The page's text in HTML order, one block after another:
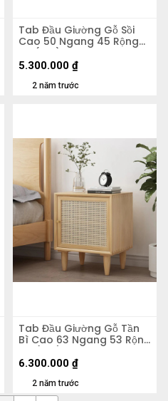
Tab Đầu Giường Gỗ Sồi
Cao 50 Ngang 45 Rộng
35 (cm)
2 năm trước
5.300.000 ₫
Tab Đầu Giường Gỗ Tần
Bì Cao 63 Ngang 53 Rộng
43 (cm)
2 năm trước
6.300.000 ₫